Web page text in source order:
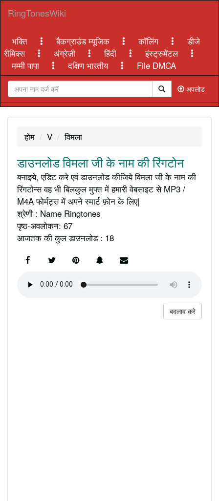
RingTonesWiki
भक्ति बैकग्राउंड म्यूजिक कॉलिंग
डीजे
रीमिक्स
अंग्रेज़ी हिंदी
इंस्ट्रुमेंटल
मम्मी पापा
दक्षिण भारतीय File DMCA
अपलोड
होम V विमला
डाउनलोड विमला जी के नाम की रिंगटोन
बनाइये, एडिट करे एवं डाउनलोड कीजिये विमला जी के नाम की
रिंगटोन्स वह भी बिलकुल मुफ्त में हमारी वेबसाइट से MP3 /
M4A फोर्मट्स में अपने स्मार्ट फ़ोन के लिए|
श्रेणी : Name Ringtones
पृष्ठ-अवलोकन: 67
आजतक की कुल डाउनलोड : 18
बदलाव करे